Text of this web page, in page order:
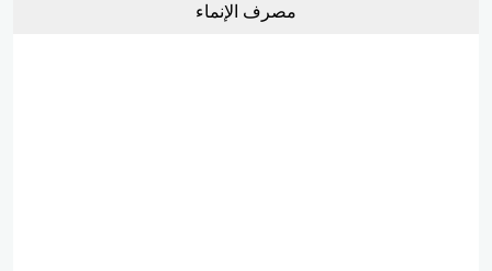
مصرف الإنماء